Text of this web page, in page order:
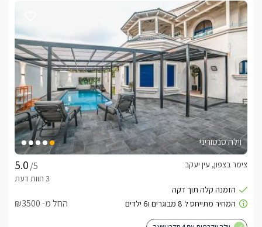
וילה סנטוריני
/5
צימר בצפון, עין יעקב
החל מ- ₪3500